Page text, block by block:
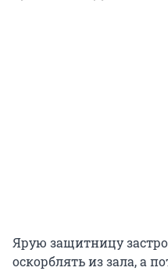
Ярую защитницу
оскорблять из зала, а